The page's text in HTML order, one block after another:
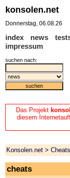
Das Projekt
diesem
Konsolen.net >Cheats
cheats
konsolen.net
Donnerstag, 06.08.26
index news
impressum
suchen nach: